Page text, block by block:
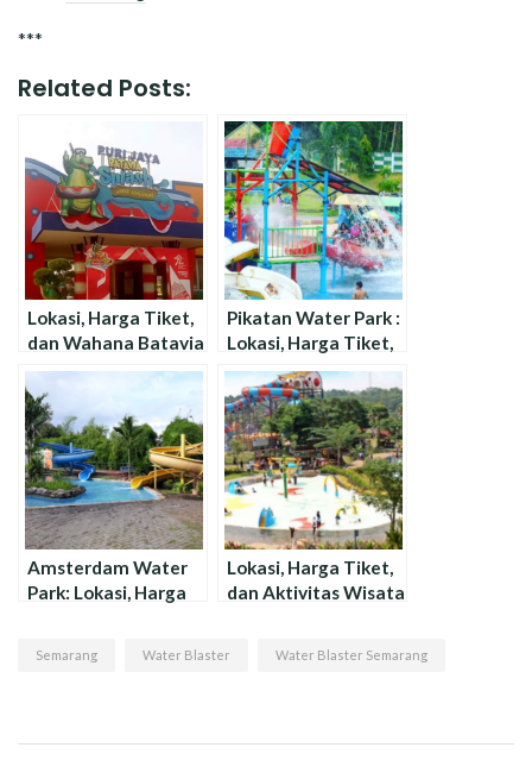
***
Related Posts:
Lokasi, Harga Tiket,
dan Wahana Batavia
Splash Water
Adventure
Pikatan Water Park :
Lokasi, Harga Tiket,
dan Wahana Terbaru
!
Amsterdam Water
Park: Lokasi, Harga
Lokasi, Harga Tiket,
dan Aktivitas Wisata
Semarang Water Blaster Water Blaster Semarang